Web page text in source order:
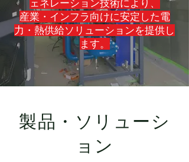
ェネレーション技術により、
産業・インフラ向けに安定した電
力・熱供給ソリューションを提供し
ます。
製品・ソリューシ
ョン